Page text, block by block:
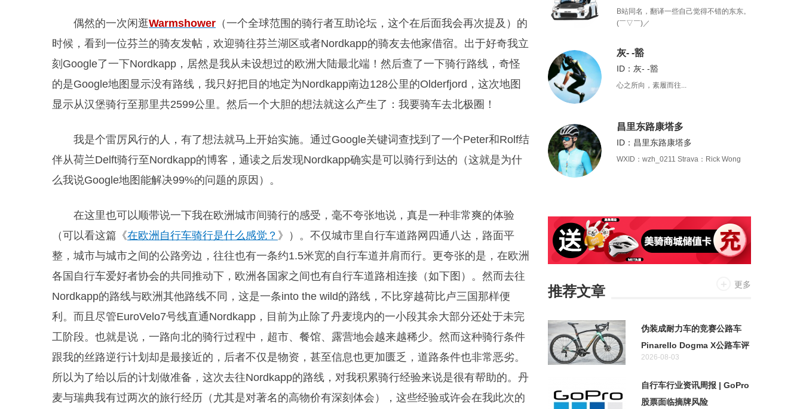
偶然的一次闲逛Warmshower （一个全球范围的骑行者互助论坛，这个在后面我会再次提及）的
时候，看到一位芬兰的骑友发帖，欢迎骑往芬兰湖区或者Nordkapp的骑友去他家借宿。出于好奇我立
刻Google了一下Nordkapp，居然是我从未设想过的欧洲大陆最北端！然后查了一下骑行路线，奇怪
的是Google地图显示没有路线，我只好把目的地定为Nordkapp南边128公里的Olderfjord，这次地图
显示从汉堡骑行至那里共2599公里。然后一个大胆的想法就这么产生了：我要骑车去北极圈！
我是个雷厉风行的人，有了想法就马上开始实施。通过Google关键词查找到了一个Peter和Rolf结
伴从荷兰Delft骑行至Nordkapp的博客，通读之后发现Nordkapp确实是可以骑行到达的（这就是为什
么我说Google地图能解决99%的问题的原因）。
在这里也可以顺带说一下我在欧洲城市间骑行的感受，毫不夸张地说，真是一种非常爽的体验
（可以看这篇《在欧洲自行车骑行是什么感觉？ 》
）。不仅城市里自行车道路网四通八达，路面平
整，城市与城市之间的公路旁边，往往也有一条约1.5米宽的自行车道并肩而行。更夸张的是，在欧洲
各国自行车爱好者协会的共同推动下，欧洲各国家之间也有自行车道路相连接（如下图）。然而去往
Nordkapp的路线与欧洲其他路线不同，这是一条into the wild的路线，不比穿越荷比卢三国那样便
利。而且尽管EuroVelo7号线直通Nordkapp，目前为止除了丹麦境内的一小段其余大部分还处于未完
工阶段。也就是说，一路向北的骑行过程中，超市、餐馆、露营地会越来越稀少。然而这种骑行条件
跟我的丝路逆行计划却是最接近的，后者不仅是物资，甚至信息也更加匮乏，道路条件也非常恶劣。
所以为了给以后的计划做准备，这次去往Nordkapp的路线，对我积累骑行经验来说是很有帮助的。丹
麦与瑞典我有过两次的旅行经历（尤其是对著名的高物价有深刻体会），这些经验或许会在我此次的
B站同名，翻译一些自己觉得不错的东东。
(￣▽￣)／
灰- -豁
ID：灰- -豁
心之所向，素履而往...
昌里东路康塔多
ID：昌里东路康塔多
WXID：wzh_0211 Strava：Rick Wong
推荐文章 更多
伪装成耐力车的竞赛公路车
Pinarello Dogma X公路车评
测
2026-08-03
自行车行业资讯周报 | GoPro
股票面临摘牌风险